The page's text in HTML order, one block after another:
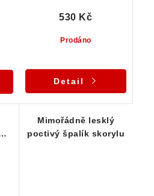
Prodáno
530 Kč
Detail
Mimořádně lesklý
poctivý špalík skorylu